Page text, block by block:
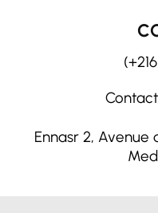
Ennasr 2, Avenue